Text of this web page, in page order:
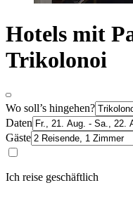
Hotels mit
Trikolonoi
Wo soll’s hingehen?
Daten
Gäste
Ich reise geschäftlich